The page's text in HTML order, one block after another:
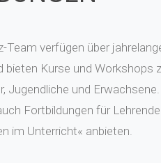
Team verfügen über
bieten Kurse und Workshops
Jugendliche und
Fortbildungen für
im Unterricht« anbieten.